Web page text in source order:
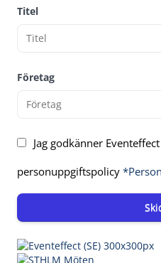
Titel
Företag
Jag godkänner
personuppgiftspolicy